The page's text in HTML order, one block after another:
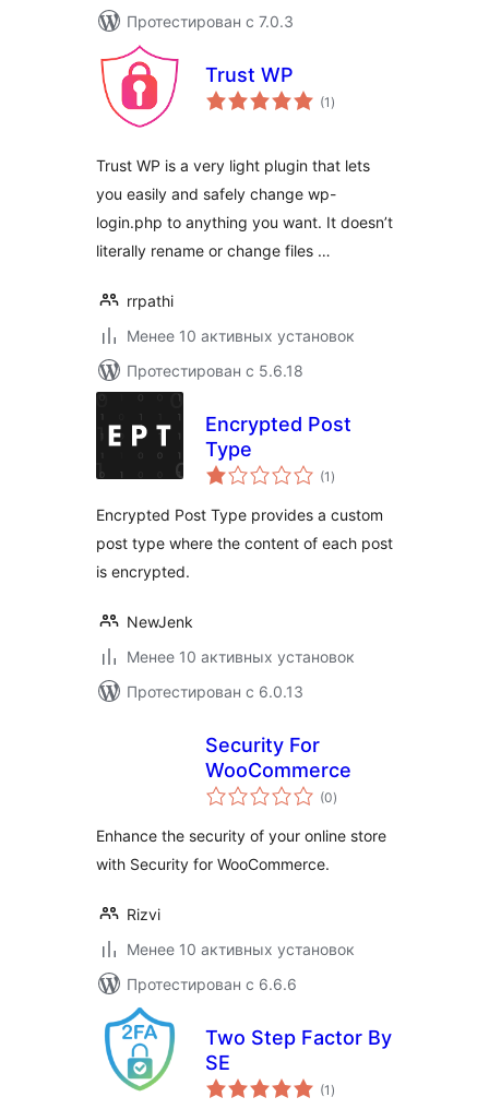
Протестирован с 7.0.3
Trust WP
(1 общий
рейтинг
)
Trust WP is a very light plugin that lets
you easily and safely change wp-
login.php to anything you want. It doesn’t
literally rename or change files …
rrpathi
Менее 10 активных установок
Протестирован с 5.6.18
Encrypted Post
Type
(1 общий
рейтинг
)
Encrypted Post Type provides a custom
post type where the content of each post
is encrypted.
NewJenk
Менее 10 активных установок
Протестирован с 6.0.13
Security For
WooCommerce
(0общий
рейтинг
)
Enhance the security of your online store
with Security for WooCommerce.
Rizvi
Менее 10 активных установок
Протестирован с 6.6.6
Two Step Factor By
SE
(1 общий
рейтинг
)